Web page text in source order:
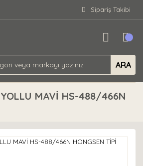
Sipariş Takibi
ARA
MAVİ HS-488/466N